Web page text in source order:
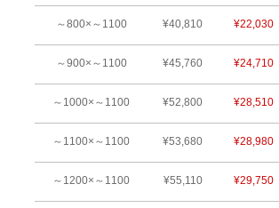
～800×～1100 ¥40,810 ¥22,030
～900×～1100 ¥45,760 ¥24,710
～1000×～1100 ¥52,800 ¥28,510
～1100×～1100 ¥53,680 ¥28,980
～1200×～1100 ¥55,110 ¥29,750